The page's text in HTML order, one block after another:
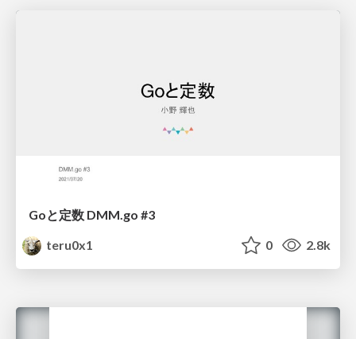
Goと定数 DMM.go #3
teru0x1
0 2.8k